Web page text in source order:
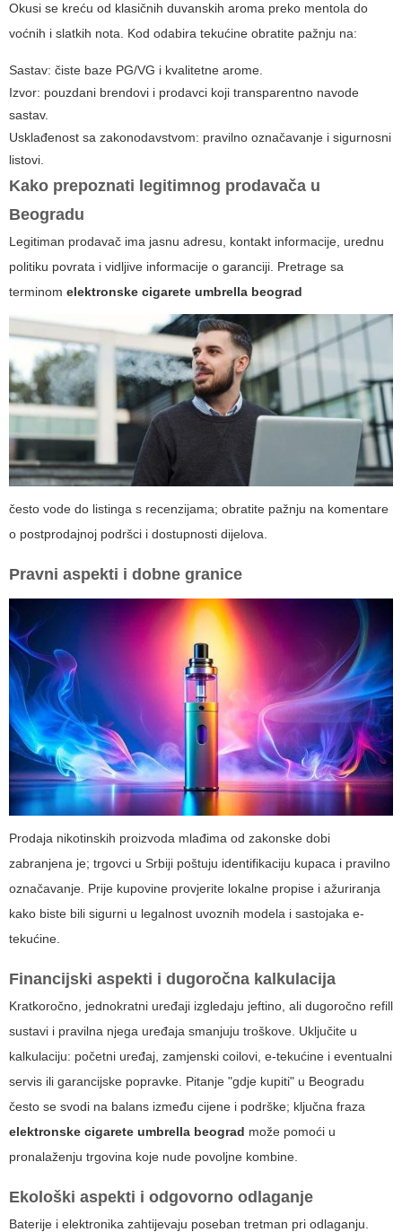
Okusi se kreću od klasičnih duvanskih aroma preko mentola do
voćnih i slatkih nota. Kod odabira tekućine obratite pažnju na:
Sastav: čiste baze PG/VG i kvalitetne arome.
Izvor: pouzdani brendovi i prodavci koji transparentno navode
sastav.
Usklađenost sa zakonodavstvom: pravilno označavanje i sigurnosni
listovi.
Kako prepoznati legitimnog prodavača u
Beogradu
Legitiman prodavač ima jasnu adresu, kontakt informacije, urednu
politiku povrata i vidljive informacije o garanciji. Pretrage sa
terminom elektronske cigarete umbrella beograd
često vode do listinga s recenzijama; obratite pažnju na komentare
o postprodajnoj podršci i dostupnosti dijelova.
Pravni aspekti i dobne granice
Prodaja nikotinskih proizvoda mlađima od zakonske dobi
zabranjena je; trgovci u Srbiji poštuju identifikaciju kupaca i pravilno
označavanje. Prije kupovine provjerite lokalne propise i ažuriranja
kako biste bili sigurni u legalnost uvoznih modela i sastojaka e-
tekućine.
Financijski aspekti i dugoročna kalkulacija
Kratkoročno, jednokratni uređaji izgledaju jeftino, ali dugoročno refill
sustavi i pravilna njega uređaja smanjuju troškove. Uključite u
kalkulaciju: početni uređaj, zamjenski coilovi, e-tekućine i eventualni
servis ili garancijske popravke. Pitanje "gdje kupiti" u Beogradu
često se svodi na balans između cijene i podrške; ključna fraza
elektronske cigarete umbrella beograd može pomoći u
pronalaženju trgovina koje nude povoljne kombine.
Ekološki aspekti i odgovorno odlaganje
Baterije i elektronika zahtijevaju poseban tretman pri odlaganju.